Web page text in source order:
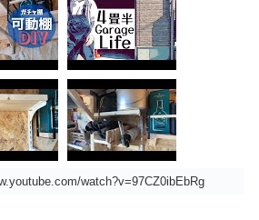
watch?v=97CZ0ibEbRg